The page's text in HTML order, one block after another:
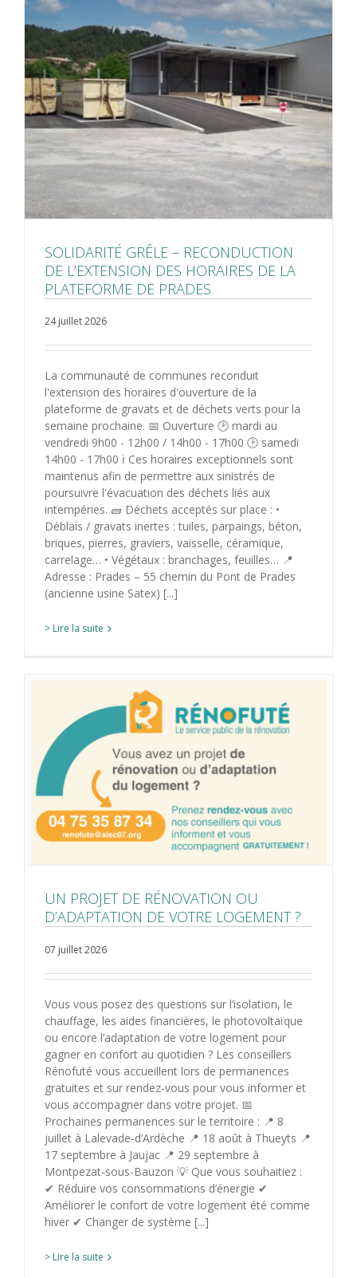
SOLIDARITÉ GRÊLE – RECONDUCTION
DE L’EXTENSION DES HORAIRES DE LA
PLATEFORME DE PRADES
24 juillet 2026
La communauté de communes reconduit
l'extension des horaires d'ouverture de la
plateforme de gravats et de déchets verts pour la
semaine prochaine. 📅 Ouverture 🕑 mardi au
vendredi 9h00 - 12h00 / 14h00 - 17h00 🕑 samedi
14h00 - 17h00 ℹ️ Ces horaires exceptionnels sont
maintenus afin de permettre aux sinistrés de
poursuivre l'évacuation des déchets liés aux
intempéries. 🧱 Déchets acceptés sur place : •
Déblais / gravats inertes : tuiles, parpaings, béton,
briques, pierres, graviers, vaisselle, céramique,
carrelage… • Végétaux : branchages, feuilles… 📍
Adresse : Prades – 55 chemin du Pont de Prades
(ancienne usine Satex) [...]
> Lire la suite
UN PROJET DE RÉNOVATION OU
D’ADAPTATION DE VOTRE LOGEMENT ?
07 juillet 2026
Vous vous posez des questions sur l’isolation, le
chauffage, les aides financières, le photovoltaïque
ou encore l’adaptation de votre logement pour
gagner en confort au quotidien ? Les conseillers
Rénofuté vous accueillent lors de permanences
gratuites et sur rendez-vous pour vous informer et
vous accompagner dans votre projet. 📅
Prochaines permanences sur le territoire : 📍 8
juillet à Lalevade-d’Ardèche 📍 18 août à Thueyts 📍
17 septembre à Jaujac 📍 29 septembre à
Montpezat-sous-Bauzon 💡 Que vous souhaitiez :
✔ Réduire vos consommations d’énergie ✔
Améliorer le confort de votre logement été comme
hiver ✔ Changer de système [...]
> Lire la suite